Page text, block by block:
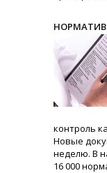
контроль
Новые
неделю. В
16 000